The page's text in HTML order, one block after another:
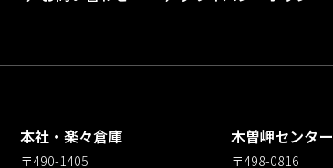
本社・楽々倉庫
〒490-1405
木曽岬センター
〒498-0816